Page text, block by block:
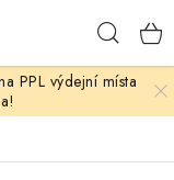
PPL výdejní místa